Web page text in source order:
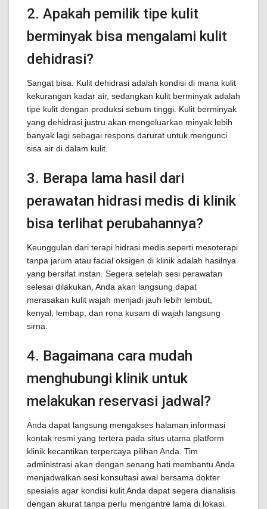
2. Apakah pemilik tipe kulit
berminyak bisa mengalami kulit
dehidrasi?
Sangat bisa. Kulit dehidrasi adalah kondisi di mana kulit
kekurangan kadar air, sedangkan kulit berminyak adalah
tipe kulit dengan produksi sebum tinggi. Kulit berminyak
yang dehidrasi justru akan mengeluarkan minyak lebih
banyak lagi sebagai respons darurat untuk mengunci
sisa air di dalam kulit.
3. Berapa lama hasil dari
perawatan hidrasi medis di klinik
bisa terlihat perubahannya?
Keunggulan dari terapi hidrasi medis seperti mesoterapi
tanpa jarum atau facial oksigen di klinik adalah hasilnya
yang bersifat instan. Segera setelah sesi perawatan
selesai dilakukan, Anda akan langsung dapat
merasakan kulit wajah menjadi jauh lebih lembut,
kenyal, lembap, dan rona kusam di wajah langsung
sirna.
4. Bagaimana cara mudah
menghubungi klinik untuk
melakukan reservasi jadwal?
Anda dapat langsung mengakses halaman informasi
kontak resmi yang tertera pada situs utama platform
klinik kecantikan terpercaya pilihan Anda. Tim
administrasi akan dengan senang hati membantu Anda
menjadwalkan sesi konsultasi awal bersama dokter
spesialis agar kondisi kulit Anda dapat segera dianalisis
dengan akurat tanpa perlu mengantre lama di lokasi.